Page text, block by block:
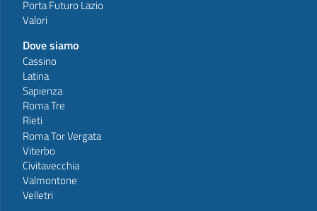
Porta Futuro Lazio
Valori
Dove siamo
Cassino
Latina
Sapienza
Roma Tre
Rieti
Roma Tor Vergata
Viterbo
Civitavecchia
Valmontone
Velletri